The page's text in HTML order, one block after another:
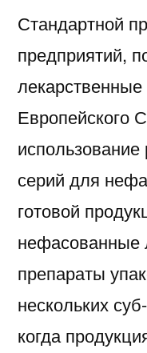
Стандартной
предприятий,
Европейского
серий для
готовой
нефасованные
препараты
нескольких
когда